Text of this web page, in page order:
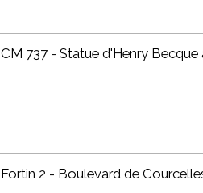
CM 737 - Statue d'Henry
Fortin 2 - Boulevard de